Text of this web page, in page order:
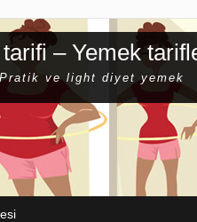
– Yemek
ve light diyet yemek